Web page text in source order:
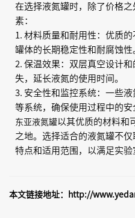
在选择液氮罐时，除了价格
素：
1. 材料质量和耐用性：优质
罐体的长期稳定性和耐腐蚀性
2. 保温效果：双层真空设计
失，延长液氮的使用时间。
3. 安全性和监控系统：一些
等系统，确保使用过程中的安
东亚液氮罐以其优质的材料和
之地。选择适合的液氮罐不
特点和适用范围，以满足实验
本文链接地址： http://